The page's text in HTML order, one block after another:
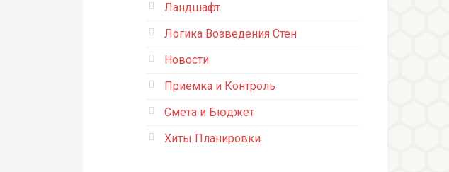
Ландшафт
Логика Возведения Стен
Новости
Приемка и Контроль
Смета и Бюджет
Хиты Планировки